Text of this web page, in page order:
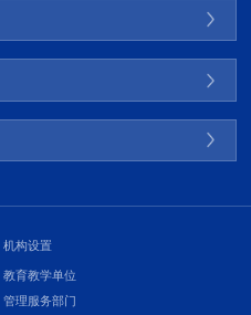
机构设置
教育教学单位
管理服务部门